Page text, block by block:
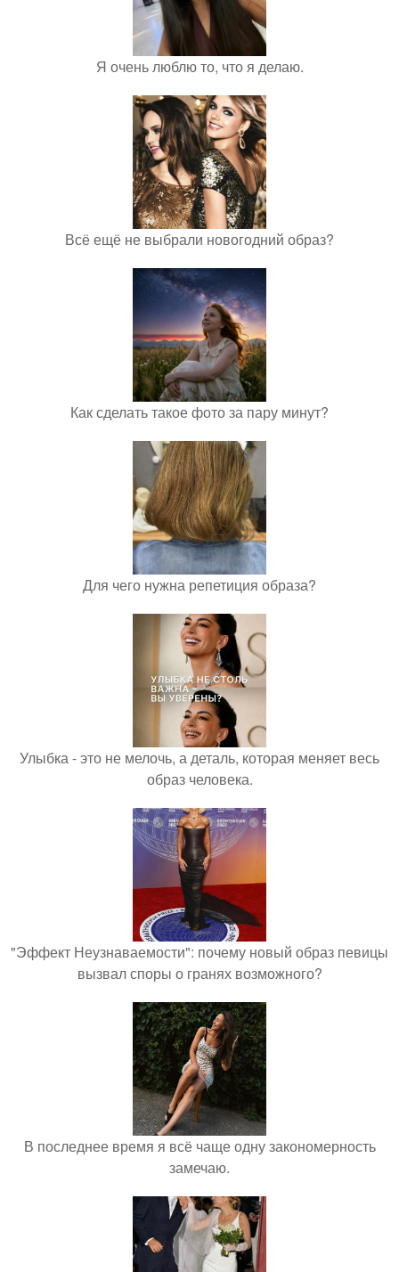
Я очень люблю то, что я делаю.
Всё ещё не выбрали новогодний образ?
Как сделать такое фото за пару минут?
Для чего нужна репетиция образа?
Улыбка - это не мелочь, а деталь, которая меняет весь
образ человека.
"Эффект Неузнаваемости": почему новый образ певицы
вызвал споры о гранях возможного?
В последнее время я всё чаще одну закономерность
замечаю.